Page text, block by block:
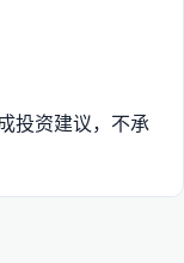
投资建议，不承